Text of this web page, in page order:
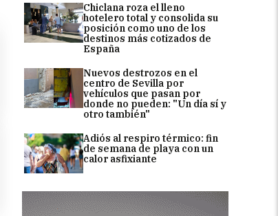
Chiclana roza el lleno
hotelero total y consolida su
posición como uno de los
destinos más cotizados de
España
Nuevos destrozos en el
centro de Sevilla por
vehículos que pasan por
donde no pueden: "Un día sí y
otro también"
Adiós al respiro térmico: fin
de semana de playa con un
calor asfixiante